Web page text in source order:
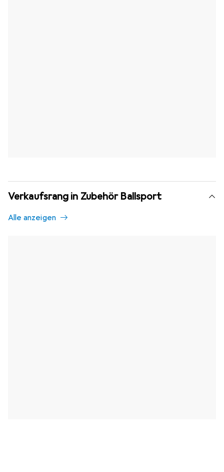
Verkaufsrang in Zubehör Ballsport
Alle anzeigen